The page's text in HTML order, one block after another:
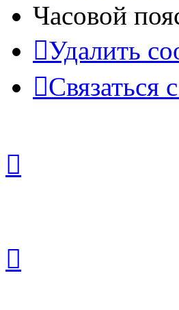
Часовой
Удалить
Связаться